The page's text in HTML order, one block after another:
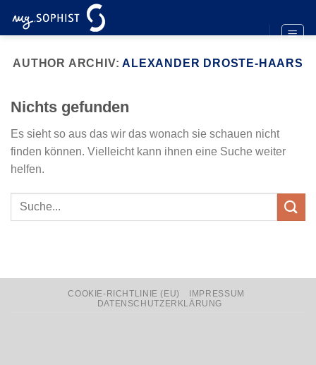
Inhalt
AUTHOR ARCHIV:ALEXANDER DROSTE-HAARS
Nichts gefunden
Es sieht so aus das wir das wonach sie schauen nicht
finden können. Vielleicht kann ihnen eine Suche weiter
helfen.
COOKIE-RICHTLINIE (EU)
IMPRESSUM
DATENSCHUTZERKLÄRUNG